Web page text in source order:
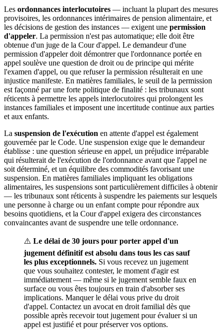
Les ordonnances interlocutoires — incluant la plupart des mesures
provisoires, les ordonnances intérimaires de pension alimentaire, et
les décisions de gestion des instances — exigent une permission
d'appeler. La permission n'est pas automatique; elle doit être
obtenue d'un juge de la Cour d'appel. Le demandeur d'une
permission d'appeler doit démontrer que l'ordonnance portée en
appel soulève une question de droit ou de principe qui mérite
l'examen d'appel, ou que refuser la permission résulterait en une
injustice manifeste. En matières familiales, le seuil de la permission
est façonné par une forte politique de finalité : les tribunaux sont
réticents à permettre les appels interlocutoires qui prolongent les
instances familiales et imposent une incertitude continue aux parties
et aux enfants.
La suspension de l'exécution en attente d'appel est également
gouvernée par le Code. Une suspension exige que le demandeur
établisse : une question sérieuse en appel, un préjudice irréparable
qui résulterait de l'exécution de l'ordonnance avant que l'appel ne
soit déterminé, et un équilibre des commodités favorisant une
suspension. En matières familiales impliquant les obligations
alimentaires, les suspensions sont particulièrement difficiles à obtenir
— les tribunaux sont réticents à suspendre les paiements sur lesquels
une personne à charge ou un enfant compte pour répondre aux
besoins quotidiens, et la Cour d'appel exigera des circonstances
convaincantes avant de suspendre une telle ordonnance.
⚠️ Le délai de 30 jours pour porter appel d'un
jugement définitif est absolu dans tous les cas sauf
les plus exceptionnels. Si vous recevez un jugement
que vous souhaitez contester, le moment d'agir est
immédiatement — même si le jugement semble faux en
surface ou vous êtes toujours en train d'absorber ses
implications. Manquer le délai vous prive du droit
d'appel. Contactez un avocat en droit familial dès que
possible après recevoir tout jugement pour évaluer si un
appel est justifié et pour préserver vos options.